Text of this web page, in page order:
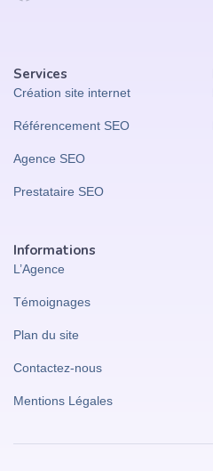
Services
Création site internet
Référencement SEO
Agence SEO
Prestataire SEO
Informations
L’Agence
Témoignages
Plan du site
Contactez-nous
Mentions Légales